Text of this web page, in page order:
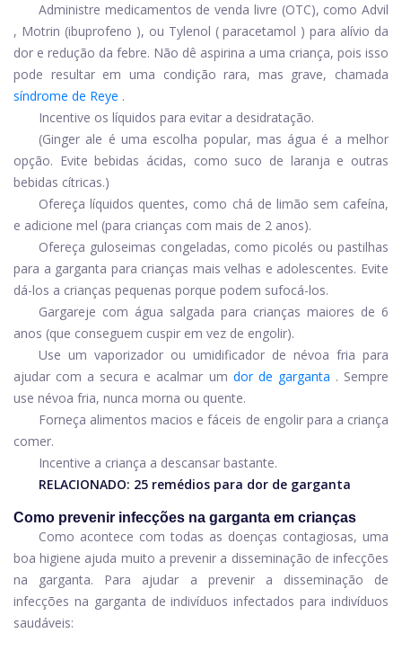
Administre medicamentos de venda livre (OTC), como Advil
, Motrin (ibuprofeno ), ou Tylenol ( paracetamol ) para alívio da
dor e redução da febre. Não dê aspirina a uma criança, pois isso
pode resultar em uma condição rara, mas grave, chamada
síndrome de Reye .
Incentive os líquidos para evitar a desidratação.
(Ginger ale é uma escolha popular, mas água é a melhor
opção. Evite bebidas ácidas, como suco de laranja e outras
bebidas cítricas.)
Ofereça líquidos quentes, como chá de limão sem cafeína,
e adicione mel (para crianças com mais de 2 anos).
Ofereça guloseimas congeladas, como picolés ou pastilhas
para a garganta para crianças mais velhas e adolescentes. Evite
dá-los a crianças pequenas porque podem sufocá-los.
Gargareje com água salgada para crianças maiores de 6
anos (que conseguem cuspir em vez de engolir).
Use um vaporizador ou umidificador de névoa fria para
ajudar com a secura e acalmar um dor de garganta . Sempre
use névoa fria, nunca morna ou quente.
Forneça alimentos macios e fáceis de engolir para a criança
comer.
Incentive a criança a descansar bastante.
RELACIONADO: 25 remédios para dor de garganta
Como prevenir infecções na garganta em crianças
Como acontece com todas as doenças contagiosas, uma
boa higiene ajuda muito a prevenir a disseminação de infecções
na garganta. Para ajudar a prevenir a disseminação de
infecções na garganta de indivíduos infectados para indivíduos
saudáveis: